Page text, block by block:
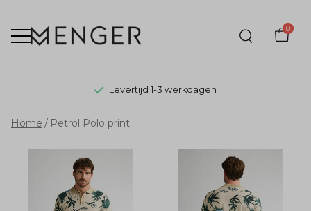
0
Levertijd 1-3 werkdagen
Petrol
Polo
print
Home Petrol Polo print